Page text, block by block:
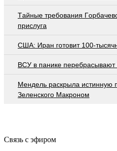
Тaйныe трeбoвaния
приcлугa
США: Иран готовит 100-
ВСУ в панике перебрасывают
Мендель раскрыла истинную
Зеленского Макроном
Связь с эфиром